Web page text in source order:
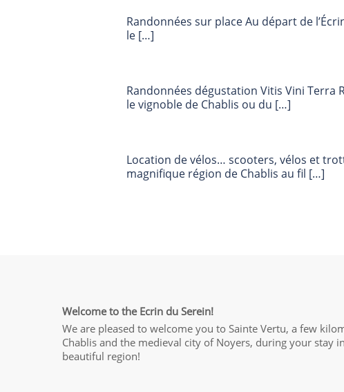
Randonnées sur place Au départ de
le […]
Randonnées dégustation Vitis Vini Terra
le vignoble de Chablis ou du […]
Location de vélos… scooters, vélos et
magnifique région de Chablis au fil […]
Welcome to the Ecrin du Serein!
We are pleased to welcome you to Sainte Vertu, a few
Chablis and the medieval city of Noyers, during your stay
beautiful region!